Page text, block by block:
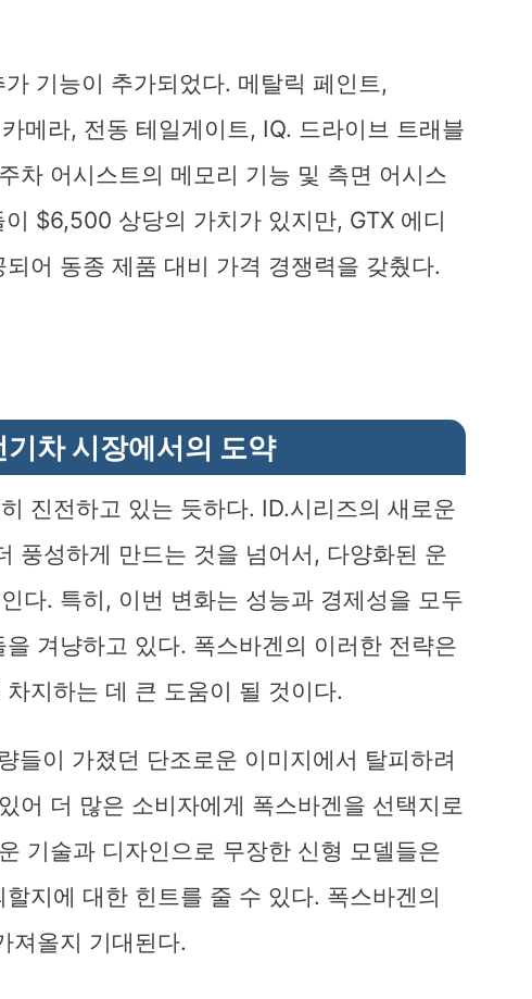
기능이 추가되었다. 메탈릭 페인트,
메라, 전동 테일게이트, IQ. 드라이브 트래블
차 어시스트의 메모리 기능 및 측면 어시스
$6,500 상당의 가치가 있지만, GTX 에디
어 동종 제품 대비 가격 경쟁력을 갖췄다.
기차 시장에서의 도약
진전하고 있는 듯하다. ID.시리즈의 새로운
풍성하게 만드는 것을 넘어서, 다양화된 운
다. 특히, 이번 변화는 성능과 경제성을 모두
겨냥하고 있다. 폭스바겐의 이러한 전략은
지하는 데 큰 도움이 될 것이다.
들이 가졌던 단조로운 이미지에서 탈피하려
어 더 많은 소비자에게 폭스바겐을 선택지로
기술과 디자인으로 무장한 신형 모델들은
지에 대한 힌트를 줄 수 있다. 폭스바겐의
져올지 기대된다.